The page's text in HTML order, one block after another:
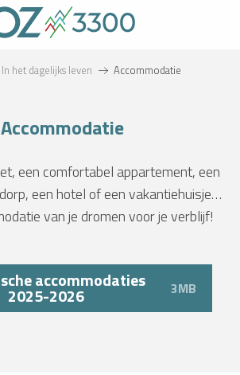
In het dagelijks leven Accommodatie
Accommodatie
een comfortabel appartement, een
een hotel of een vakantiehuisje…
van je dromen voor je verblijf!
accommodaties
2025-2026 3MB